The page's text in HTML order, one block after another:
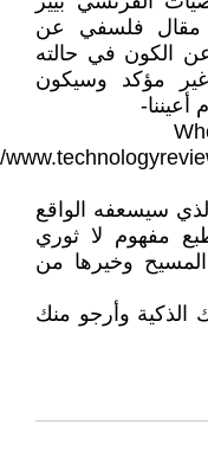
سيمون لابلاس في مجلده 1814 مقال فلسفي عن
الكون في حالته
مؤكد وسيكون
الذي سيسعفه الواقع
مفهوم لا ثوري
وخيرها من
الذكية وأرجو منك